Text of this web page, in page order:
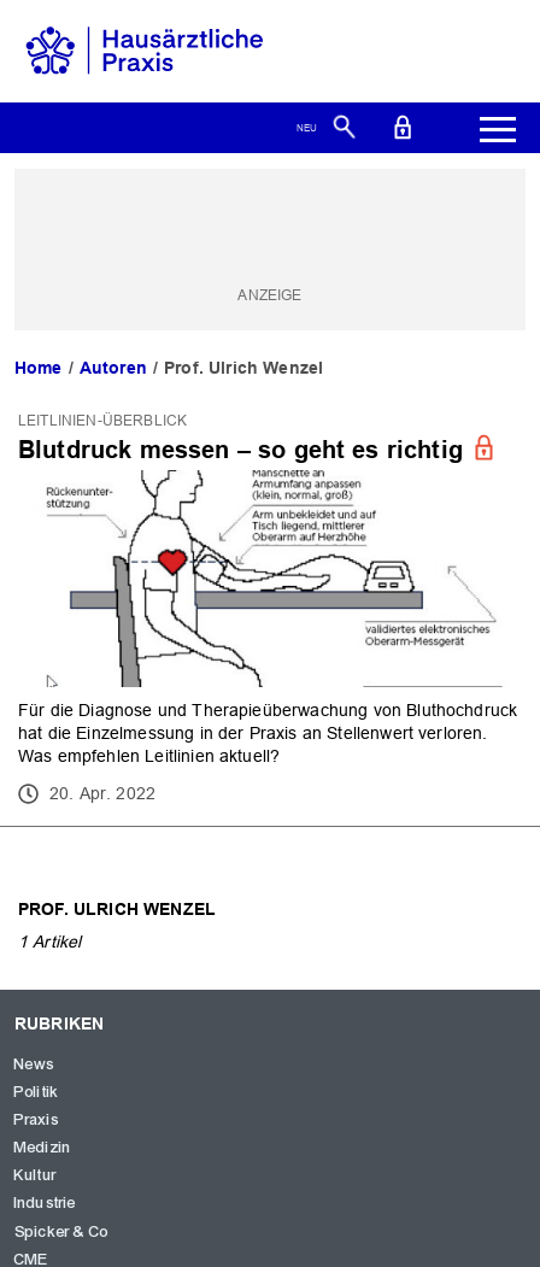
Home Autoren Prof. Ulrich Wenzel
PROF. ULRICH WENZEL
1 Artikel
LEITLINIEN-ÜBERBLICK
Blutdruck messen – so geht es richtig
Für die Diagnose und Therapieüberwachung von Bluthochdruck
hat die Einzelmessung in der Praxis an Stellenwert verloren.
Was empfehlen Leitlinien aktuell?
20. Apr. 2022
RUBRIKEN
News
Politik
Praxis
Medizin
Kultur
Industrie
Spicker & Co
CME